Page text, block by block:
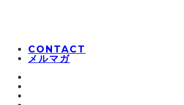
CONTACT
メルマガ